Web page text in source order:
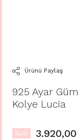
Ürünü Paylaş
925 Ayar
Kolye Lucia
%30